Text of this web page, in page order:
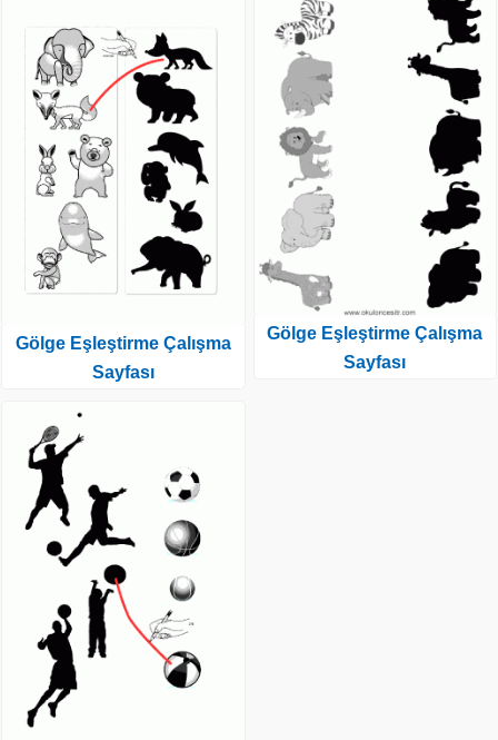
Gölge Eşleştirme Çalışma
Sayfası
Gölge Eşleştirme Çalışma
Sayfası